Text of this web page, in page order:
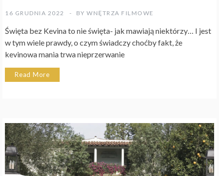
16 GRUDNIA 2022 BY WNĘTRZA FILMOWE
Święta bez Kevina to nie święta- jak mawiają niektórzy… I jest
w tym wiele prawdy, o czym świadczy choćby fakt, że
kevinowa mania trwa nieprzerwanie
Read More